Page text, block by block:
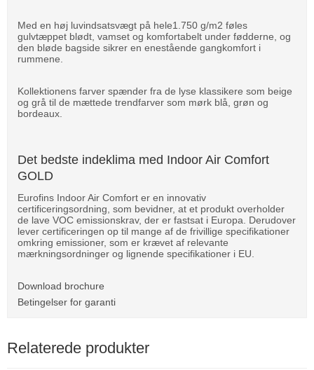
Med en høj luvindsatsvægt på hele1.750 g/m2 føles
gulvtæppet blødt, vamset og komfortabelt under fødderne, og
den bløde bagside sikrer en enestående gangkomfort i
rummene.
Kollektionens farver spænder fra de lyse klassikere som beige
og grå til de mættede trendfarver som mørk blå, grøn og
bordeaux.
Det bedste indeklima med Indoor Air Comfort
GOLD
Eurofins Indoor Air Comfort er en innovativ
certificeringsordning, som bevidner, at et produkt overholder
de lave VOC emissionskrav, der er fastsat i Europa. Derudover
lever certificeringen op til mange af de frivillige specifikationer
omkring emissioner, som er krævet af relevante
mærkningsordninger og lignende specifikationer i EU.
Download brochure
Betingelser for garanti
Relaterede produkter